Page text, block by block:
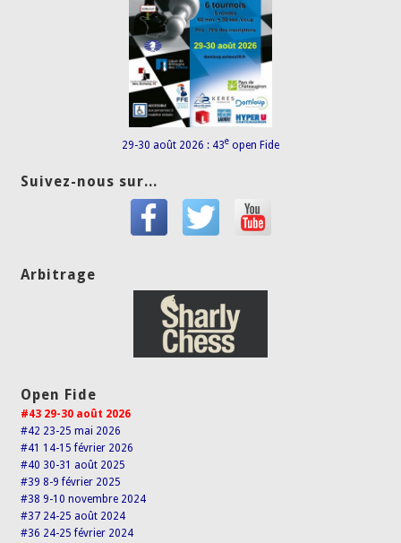
29-30 août 2026 : 43e open Fide
Suivez-nous sur...
Arbitrage
Open Fide
#43 29-30 août 2026
#42 23-25 mai 2026
#41 14-15 février 2026
#40 30-31 août 2025
#39 8-9 février 2025
#38 9-10 novembre 2024
#37 24-25 août 2024
#36 24-25 février 2024